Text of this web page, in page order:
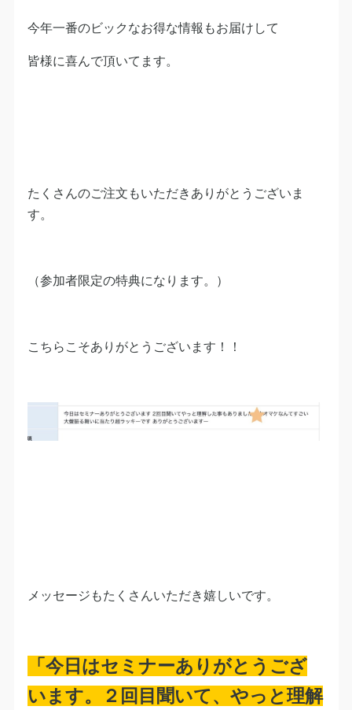
今年一番のビックなお得な情報もお届けして
皆様に喜んで頂いてます。
たくさんのご注文もいただきありがとうございま
す。
（参加者限定の特典になります。）
こちらこそありがとうございます！！
メッセージもたくさんいただき嬉しいです。
「今日はセミナーありがとうござ
います。２回目聞いて、やっと理解